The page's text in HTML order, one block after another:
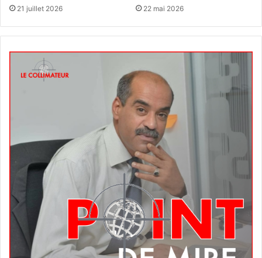
21 juillet 2026 22 mai 2026